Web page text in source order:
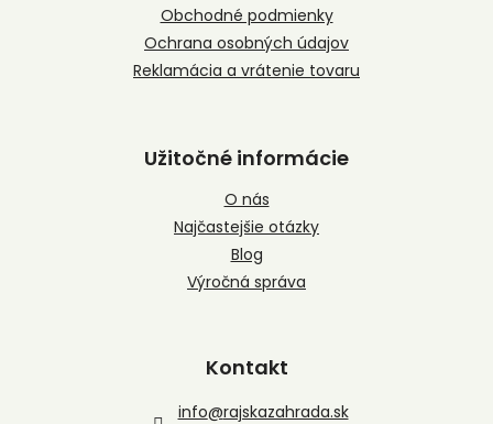
Obchodné podmienky
Ochrana osobných údajov
Reklamácia a vrátenie tovaru
Užitočné informácie
O nás
Najčastejšie otázky
Blog
Výročná správa
Kontakt
info@rajskazahrada.sk